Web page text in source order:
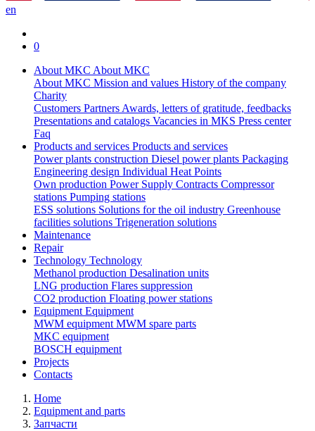
en
0
About MKC About MKC
About MKC Mission and values History of the company
Charity
Customers PartnersAwards, letters of gratitude, feedbacks
Presentations and catalogs Vacancies in MKS Press center
Faq
Products and services Products and services
Power plants construction Diesel power plants Packaging
Engineering design Individual Heat Points
Own production Power Supply Contracts Compressor
stations Pumping stations
ESS solutions Solutions for the oil industry Greenhouse
facilities solutions Trigeneration solutions
Maintenance
Repair
Technology Technology
Methanol production Desalination units
LNG production Flares suppression
СО2 production Floating power stations
EquipmentEquipment
MWM equipmentMWM spare parts
MKC equipment
BOSCH equipment
Projects
Contacts
Home
Equipment and parts
Запчасти